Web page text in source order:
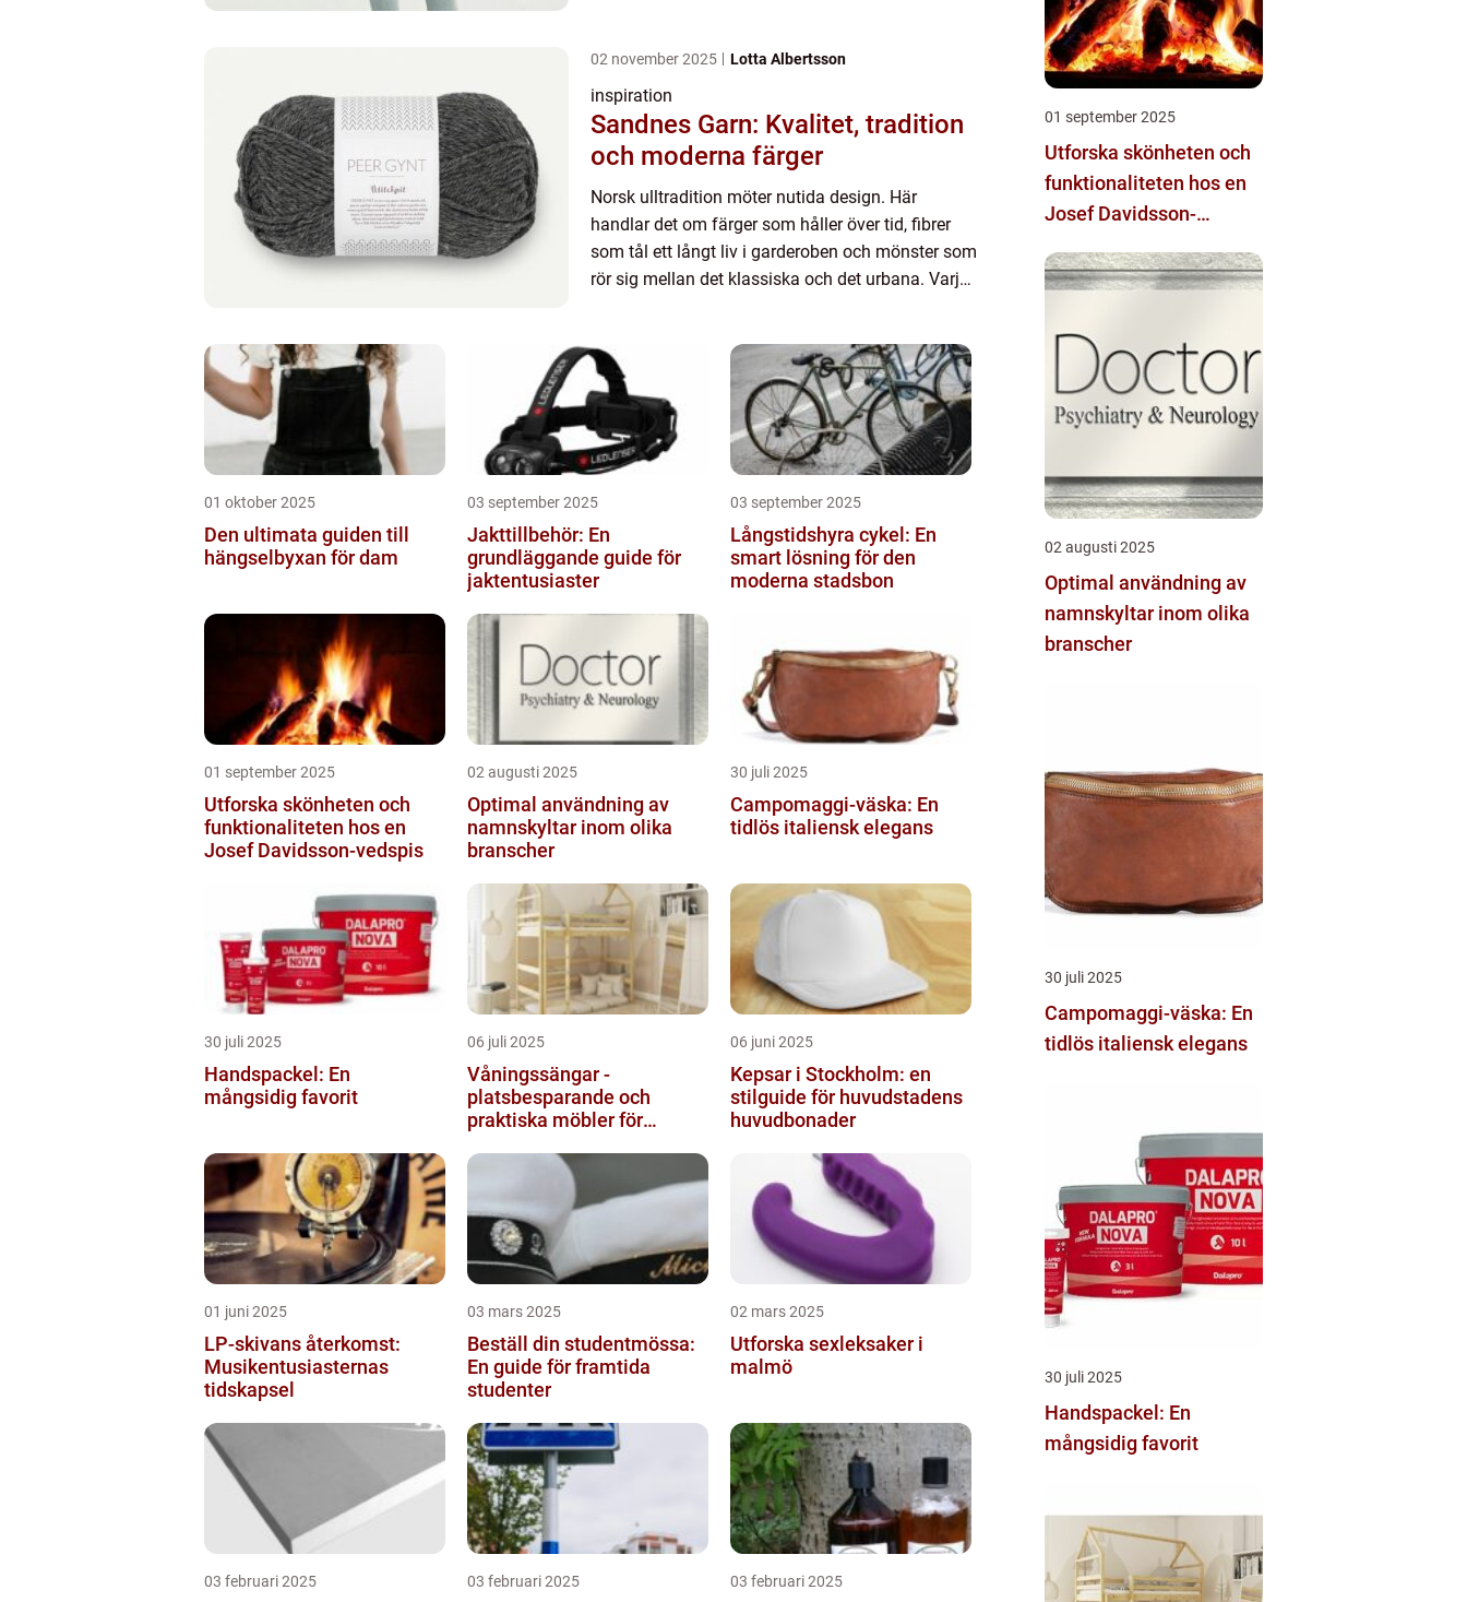
02 november 2025 Lotta Albertsson
inspiration
Sandnes Garn: Kvalitet, tradition
och moderna färger
Norsk ulltradition möter nutida design. Här
handlar det om färger som håller över tid, fibrer
som tål ett långt liv i garderoben och mönster som
rör sig mellan det klassiska och det urbana. Varje
01 oktober 2025
Den ultimata guiden till
hängselbyxan för dam
03 september 2025
Jakttillbehör: En
grundläggande guide för
jaktentusiaster
03 september 2025
Långstidshyra cykel: En
smart lösning för den
moderna stadsbon
01 september 2025
Utforska skönheten och
funktionaliteten hos en
Josef Davidsson-vedspis
02 augusti 2025
Optimal användning av
namnskyltar inom olika
branscher
30 juli 2025
Campomaggi-väska: En
tidlös italiensk elegans
30 juli 2025
Handspackel: En
mångsidig favorit
06 juli 2025
Våningssängar -
platsbesparande och
praktiska möbler för
06 juni 2025
Kepsar i Stockholm: en
stilguide för huvudstadens
huvudbonader
01 juni 2025
LP-skivans återkomst:
Musikentusiasternas
tidskapsel
03 mars 2025
Beställ din studentmössa:
En guide för framtida
studenter
02 mars 2025
Utforska sexleksaker i
malmö
03 februari 2025 03 februari 2025 03 februari 2025
01 september 2025
Utforska skönheten och
funktionaliteten hos en
Josef Davidsson-
02 augusti 2025
Optimal användning av
namnskyltar inom olika
branscher
30 juli 2025
Campomaggi-väska: En
tidlös italiensk elegans
30 juli 2025
Handspackel: En
mångsidig favorit